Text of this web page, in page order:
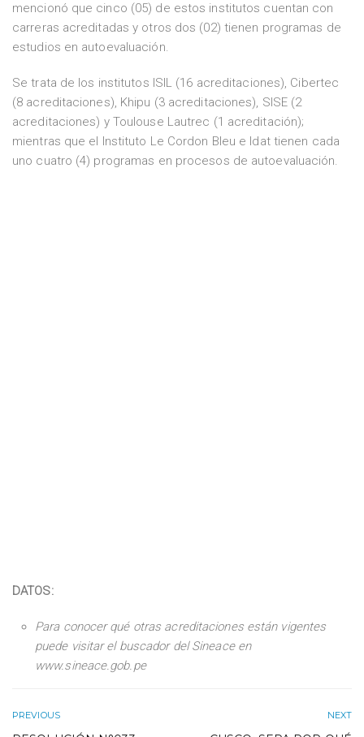
mencionó que cinco (05) de estos institutos cuentan con
carreras acreditadas y otros dos (02) tienen programas de
estudios en autoevaluación.
Se trata de los institutos ISIL (16 acreditaciones), Cibertec
(8 acreditaciones), Khipu (3 acreditaciones), SISE (2
acreditaciones) y Toulouse Lautrec (1 acreditación);
mientras que el Instituto Le Cordon Bleu e Idat tienen cada
uno cuatro (4) programas en procesos de autoevaluación.
DATOS:
Para conocer qué otras acreditaciones están vigentes
puede visitar el buscador del Sineace en
www.sineace.gob.pe
PREVIOUS NEXT